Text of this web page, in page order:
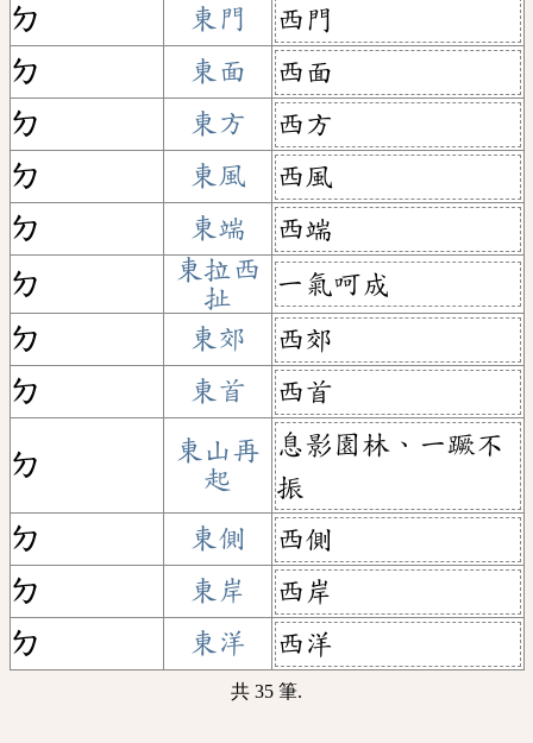
ㄉ 東門
西門
ㄉ
東面
西面
ㄉ
東方
西方
ㄉ
東風
西風
ㄉ
東端
西端
ㄉ
東拉西
扯
一氣呵成
ㄉ
東郊
西郊
ㄉ
東首 西首
ㄉ
東山再
起
息影園林、一蹶不
振
ㄉ
東側
西側
ㄉ
東岸
西岸
ㄉ
東洋 西洋
共 35 筆.